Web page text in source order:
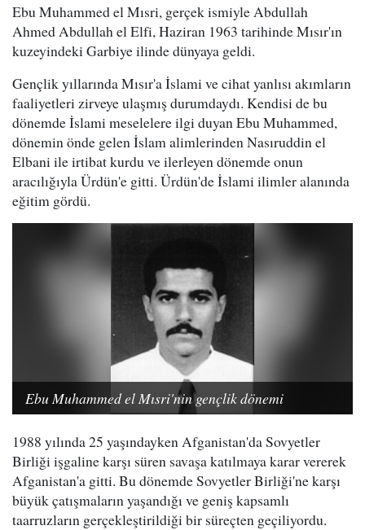
Ebu Muhammed el Mısri, gerçek ismiyle Abdullah
Ahmed Abdullah el Elfi, Haziran 1963 tarihinde Mısır'ın
kuzeyindeki Garbiye ilinde dünyaya geldi.
Gençlik yıllarında Mısır'a İslami ve cihat yanlısı akımların
faaliyetleri zirveye ulaşmış durumdaydı. Kendisi de bu
dönemde İslami meselelere ilgi duyan Ebu Muhammed,
dönemin önde gelen İslam alimlerinden Nasıruddin el
Elbani ile irtibat kurdu ve ilerleyen dönemde onun
aracılığıyla Ürdün'e gitti. Ürdün'de İslami ilimler alanında
eğitim gördü.
Ebu Muhammed el Mısri'nin gençlik dönemi
1988 yılında 25 yaşındayken Afganistan'da Sovyetler
Birliği işgaline karşı süren savaşa katılmaya karar vererek
Afganistan'a gitti. Bu dönemde Sovyetler Birliği'ne karşı
büyük çatışmaların yaşandığı ve geniş kapsamlı
taarruzların gerçekleştirildiği bir süreçten geçiliyordu.